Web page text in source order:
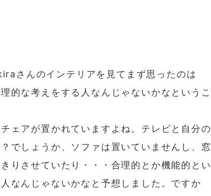
さんのインテリアを見てまず思ったのは
的な考えをする人なんじゃないかなというこ
ェアが置かれていますよね。テレビと自分の
でしょうか、ソファは置いていませんし、窓
りさせていたり・・・合理的とか機能的とい
なんじゃないかなと予想しました。ですか